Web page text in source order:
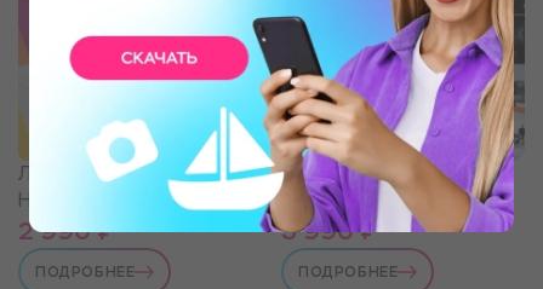
Лучшему сотруднику.
Набор впечатлений
2 990 ₽
ПОДРОБНЕЕ
Настоящему мужчине.
Набор впечатлений
3 990 ₽
ПОДРОБНЕЕ